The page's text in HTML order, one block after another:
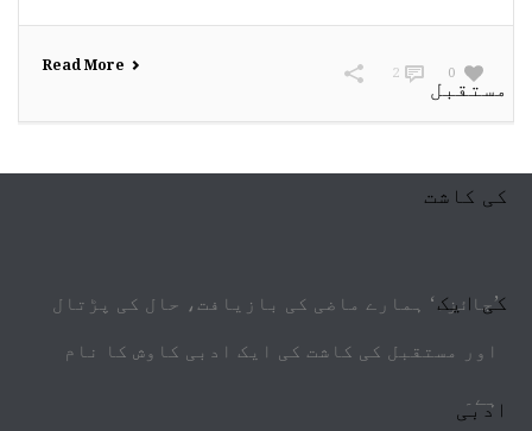
Read More 0
2
’جائزہ‘ ہمارے ماضی کی بازیافت، حال کی پڑتال
اور مستقبل کی کاشت کی ایک ادبی کاوش کا نام
ہے۔